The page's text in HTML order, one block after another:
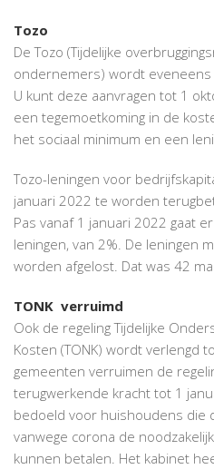
Tozo
De Tozo (Tijdelijke
ondernemers) wordt eveneens
U kunt deze aanvragen tot 1
een tegemoetkoming in de
het sociaal minimum en een
Tozo-leningen voor
januari 2022 te worden
Pas vanaf 1 januari 2022 gaat
leningen, van 2%. De leningen
worden afgelost. Dat was 42
TONK verruimd
Ook de regeling Tijdelijke
Kosten (TONK) wordt verlengd
gemeenten verruimen de
terugwerkende kracht tot 1
bedoeld voor huishoudens die
vanwege corona de
kunnen betalen. Het kabinet